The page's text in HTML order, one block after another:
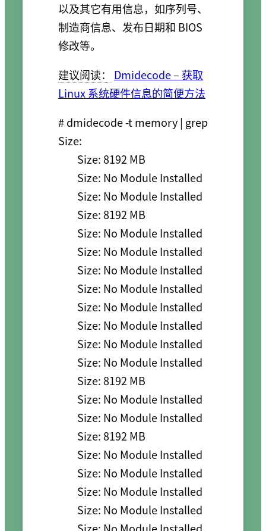
以及其它有用信息，如序列号、
制造商信息、发布日期和 BIOS
修改等。
建议阅读：
Dmidecode – 获取
Linux 系统硬件信息的简便方法
# dmidecode -t memory | grep
Size: